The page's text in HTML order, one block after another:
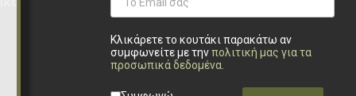
Κλικάρετε το κουτάκι παρακάτω αν
συμφωνείτε με τηνπολιτική μας για τα
προσωπικά δεδομένα.